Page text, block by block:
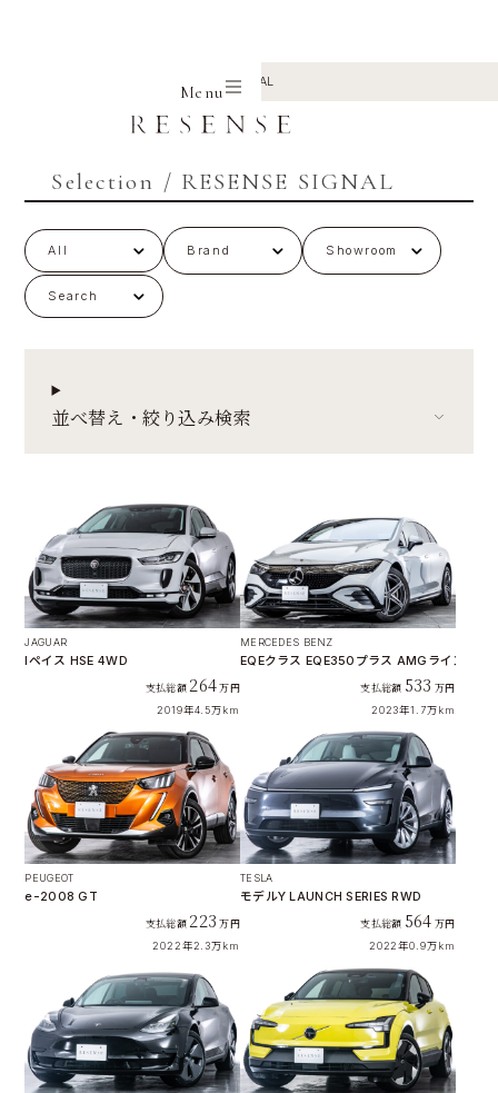
Menu
RESENSE SIGNAL
Selection / RESENSE SIGNAL
All
Search
並べ替え・絞り込み検索
JAGUAR
Iペイス HSE 4WD
支払総額264万円
2019年4.5万km
MERCEDES BENZ
EQEクラス EQE350プラス AMGラインパッ
支払総額 533 万円
2023年1.7万km
PEUGEOT
e-2008 GT
支払総額223 万円
2022年2.3万km
TESLA
モデルY LAUNCH SERIES RWD
支払総額 564 万円
2022年0.9万km